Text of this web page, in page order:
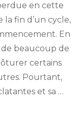
en cette
la fin d’un cycle,
En
de beaucoup de
certains
Pourtant,
et sa …